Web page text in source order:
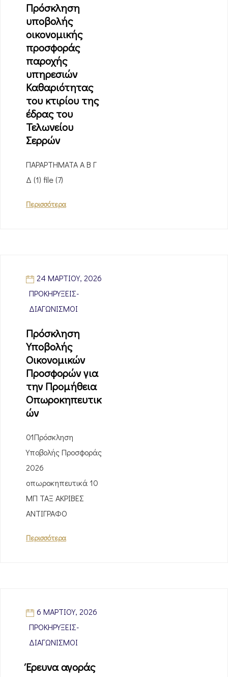
Πρόσκληση
υποβολής
οικονομικής
προσφοράς
παροχής
υπηρεσιών
Καθαριότητας
του κτιρίου της
έδρας του
Τελωνείου
Σερρών
ΠΑΡΑΡΤΗΜΑΤΑ Α Β Γ
Δ (1) file (7)
Περισσότερα
24 ΜΑΡΤΊΟΥ, 2026
ΠΡΟΚΗΡΎΞΕΙΣ-
ΔΙΑΓΩΝΙΣΜΟΊ
Πρόσκληση
Υποβολής
Οικονομικών
Προσφορών για
την Προμήθεια
Οπωροκηπευτικ
ών
01Πρόσκληση
Υποβολής Προσφοράς
2026
οπωροκηπευτικά 10
ΜΠ ΤΑΞ ΑΚΡΙΒΕΣ
ΑΝΤΙΓΡΑΦΟ
Περισσότερα
6 ΜΑΡΤΊΟΥ, 2026
ΠΡΟΚΗΡΎΞΕΙΣ-
ΔΙΑΓΩΝΙΣΜΟΊ
Έρευνα αγοράς